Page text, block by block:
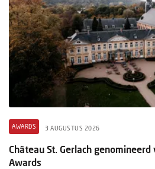
AWARDS 3 AUGUSTUS 2026
Château St. Gerlach
Awards